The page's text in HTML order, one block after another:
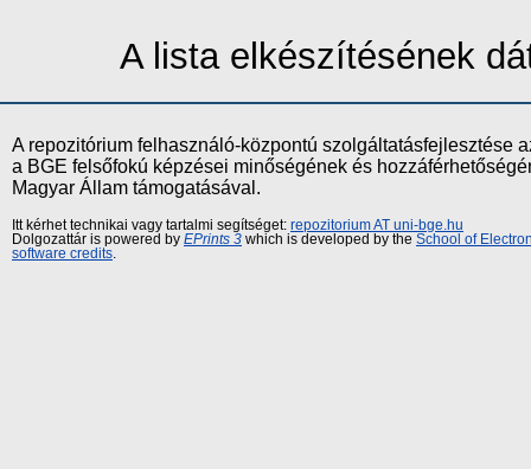
A lista elkészítésének
A repozitórium felhasználó-központú szolgáltatásfejlesztése
a BGE felsőfokú képzései minőségének és
Magyar Állam támogatásával.
Itt kérhet technikai vagy tartalmi segítséget: repozitorium AT uni-bge.hu
Dolgozattár is powered by EPrints 3 which is developed by the School of
software credits